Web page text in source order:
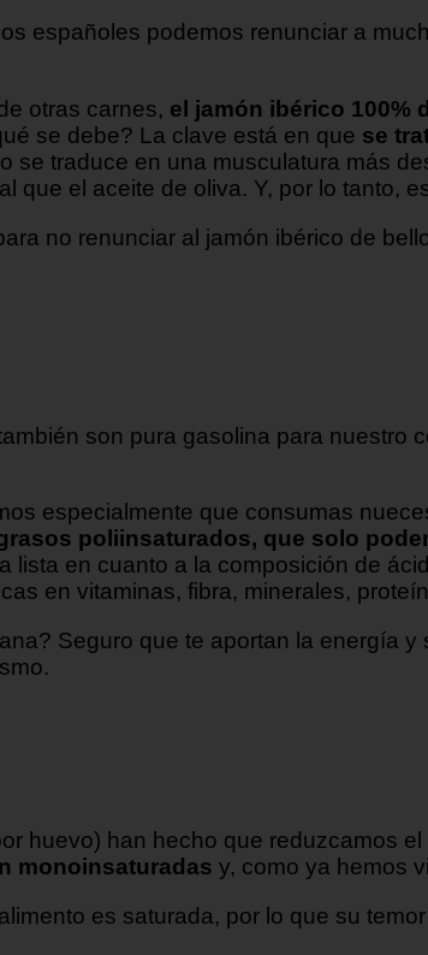
españoles podemos renunciar a
otras carnes, el jamón ibérico 100%
se debe? La clave está en que se
traduce en una musculatura más
que el aceite de oliva. Y, por lo tanto,
no renunciar al jamón ibérico de
son pura gasolina para nuestro
especialmente que consumas
poliinsaturados, que solo
en cuanto a la composición de
en vitaminas, fibra, minerales,
Seguro que te aportan la energía y
huevo) han hecho que reduzcamos
monoinsaturadas y, como ya hemos
es saturada, por lo que su